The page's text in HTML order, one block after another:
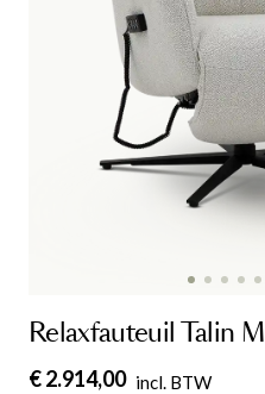
Relaxfauteuil Talin M
€ 2.914,00 incl. BTW